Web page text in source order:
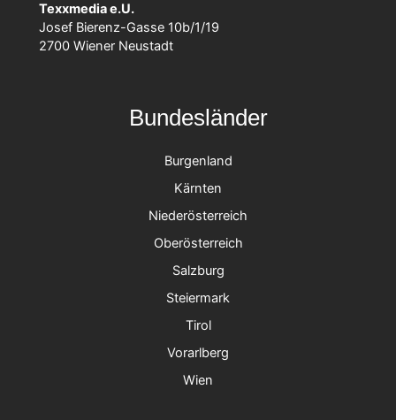
Texxmedia e.U.
Josef Bierenz-Gasse 10b/1/19
2700 Wiener Neustadt
Bundesländer
Burgenland
Kärnten
Niederösterreich
Oberösterreich
Salzburg
Steiermark
Tirol
Vorarlberg
Wien